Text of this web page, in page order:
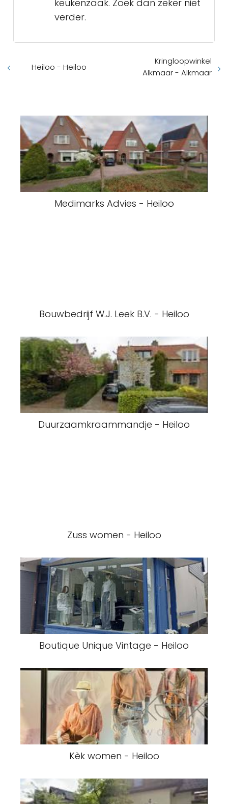
keukenzaak. Zoek dan zeker niet
verder.
Heiloo - Heiloo
Kringloopwinkel
Alkmaar - Alkmaar
Medimarks Advies - Heiloo
Bouwbedrijf W.J. Leek B.V. - Heiloo
Duurzaamkraammandje - Heiloo
Zuss women - Heiloo
Boutique Unique Vintage - Heiloo
Kèk women - Heiloo